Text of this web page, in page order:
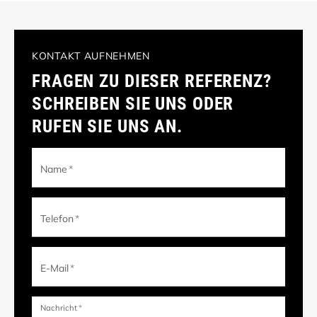
KONTAKT AUFNEHMEN
FRAGEN ZU DIESER REFERENZ?
SCHREIBEN SIE UNS ODER
RUFEN SIE UNS AN.
Name*
Telefon*
E-Mail*
Nachricht*